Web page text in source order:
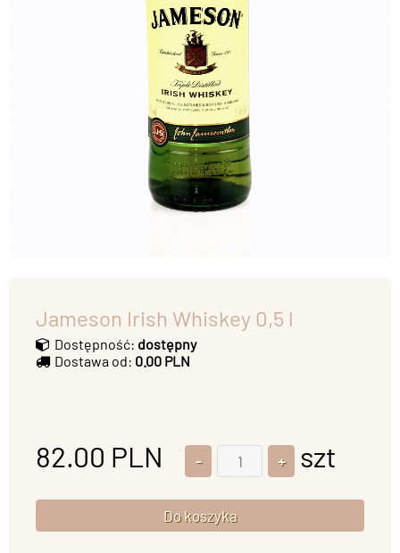
Jameson Irish Whiskey 0,5 l
Dostępność: dostępny
Dostawa od: 0.00 PLN
82.00 PLN szt